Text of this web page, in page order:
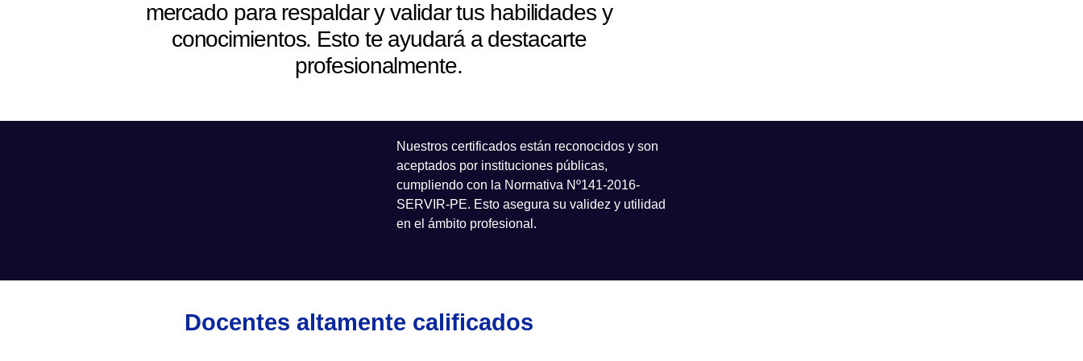
mercado para respaldar y validar tus habilidades y
conocimientos. Esto te ayudará a destacarte
profesionalmente.
Nuestros certificados están reconocidos y son
aceptados por instituciones públicas,
cumpliendo con la Normativa Nº141-2016-
SERVIR-PE. Esto asegura su validez y utilidad
en el ámbito profesional.
Docentes altamente calificados